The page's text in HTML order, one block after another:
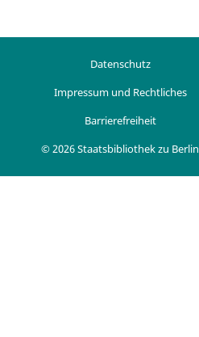
Datenschutz
Impressum und Rechtliches
Barrierefreiheit
© 2026 Staatsbibliothek zu Berlin